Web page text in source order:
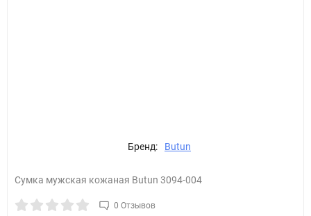
Бренд: Butun
Сумка мужская кожаная Butun 3094-004
0 Отзывов